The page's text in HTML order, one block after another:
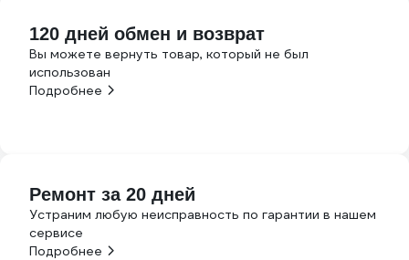
120 дней обмен и возврат
Вы можете вернуть товар, который не был
использован
Подробнее
Ремонт за 20 дней
Устраним любую неисправность по гарантии в нашем
сервисе
Подробнее